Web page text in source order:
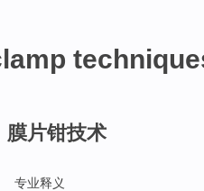
膜片钳技术
专业释义